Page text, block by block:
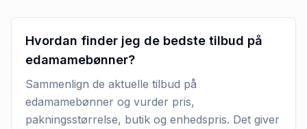
Hvordan finder jeg de bedste tilbud på
edamamebønner?
Sammenlign de aktuelle tilbud på
edamamebønner og vurder pris,
pakningsstørrelse, butik og enhedspris. Det giver